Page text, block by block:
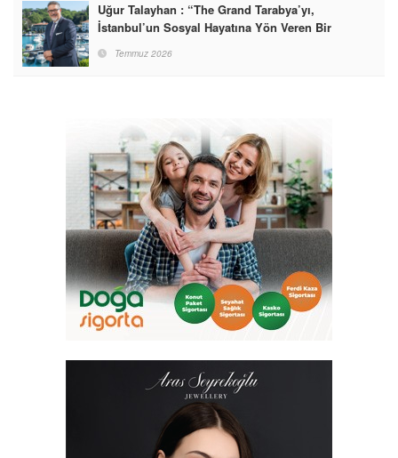
Uğur Talayhan : “The Grand Tarabya’yı,
İstanbul’un Sosyal Hayatına Yön Veren Bir
Destinasyon Haline Getirmeyi Hedefliyorum”
Temmuz 2026